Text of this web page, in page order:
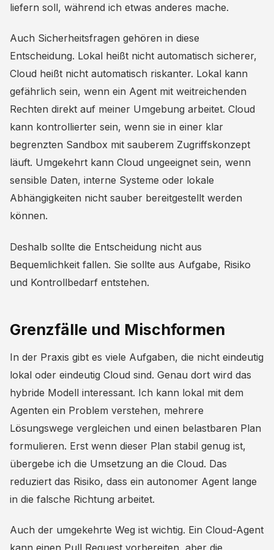
liefern soll, während ich etwas anderes mache.
Auch Sicherheitsfragen gehören in diese
Entscheidung. Lokal heißt nicht automatisch sicherer,
Cloud heißt nicht automatisch riskanter. Lokal kann
gefährlich sein, wenn ein Agent mit weitreichenden
Rechten direkt auf meiner Umgebung arbeitet. Cloud
kann kontrollierter sein, wenn sie in einer klar
begrenzten Sandbox mit sauberem Zugriffskonzept
läuft. Umgekehrt kann Cloud ungeeignet sein, wenn
sensible Daten, interne Systeme oder lokale
Abhängigkeiten nicht sauber bereitgestellt werden
können.
Deshalb sollte die Entscheidung nicht aus
Bequemlichkeit fallen. Sie sollte aus Aufgabe, Risiko
und Kontrollbedarf entstehen.
Grenzfälle und Mischformen
In der Praxis gibt es viele Aufgaben, die nicht eindeutig
lokal oder eindeutig Cloud sind. Genau dort wird das
hybride Modell interessant. Ich kann lokal mit dem
Agenten ein Problem verstehen, mehrere
Lösungswege vergleichen und einen belastbaren Plan
formulieren. Erst wenn dieser Plan stabil genug ist,
übergebe ich die Umsetzung an die Cloud. Das
reduziert das Risiko, dass ein autonomer Agent lange
in die falsche Richtung arbeitet.
Auch der umgekehrte Weg ist wichtig. Ein Cloud-Agent